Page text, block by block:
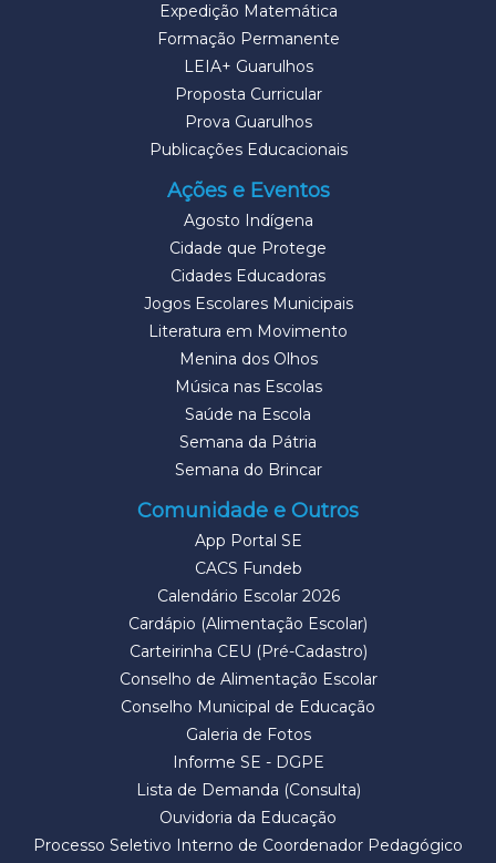
Expedição Matemática
Formação Permanente
LEIA+ Guarulhos
Proposta Curricular
Prova Guarulhos
Publicações Educacionais
Ações e Eventos
Agosto Indígena
Cidade que Protege
Cidades Educadoras
Jogos Escolares Municipais
Literatura em Movimento
Menina dos Olhos
Música nas Escolas
Saúde na Escola
Semana da Pátria
Semana do Brincar
Comunidade e Outros
App Portal SE
CACS Fundeb
Calendário Escolar 2026
Cardápio (Alimentação Escolar)
Carteirinha CEU (Pré-Cadastro)
Conselho de Alimentação Escolar
Conselho Municipal de Educação
Galeria de Fotos
Informe SE - DGPE
Lista de Demanda (Consulta)
Ouvidoria da Educação
Processo Seletivo Interno de Coordenador Pedagógico